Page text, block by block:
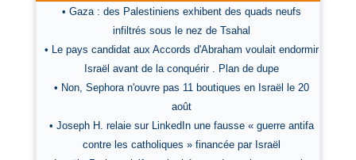
• Gaza : des Palestiniens exhibent des quads neufs
infiltrés sous le nez de Tsahal
• Le pays candidat aux Accords d'Abraham voulait endormir
Israël avant de la conquérir . Plan de dupe
• Non, Sephora n'ouvre pas 11 boutiques en Israël le 20
août
• Joseph H. relaie sur LinkedIn une fausse « guerre antifa
contre les catholiques » financée par Israël